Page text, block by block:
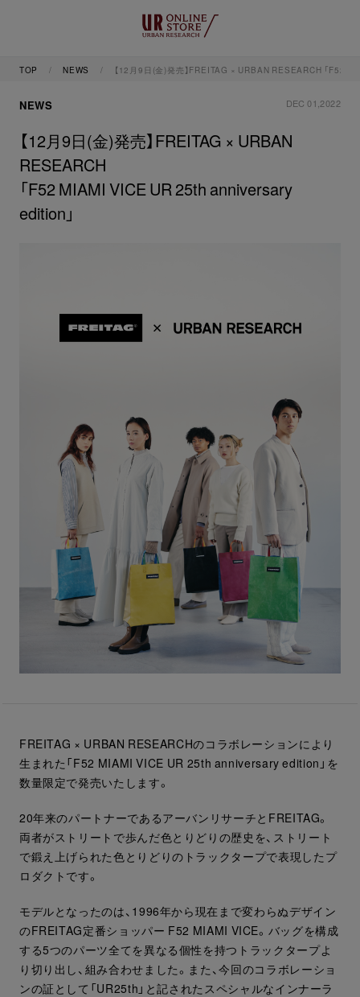
TOP NEWS 【12月9日(金)発売】FREITAG × URBAN RESEARCH 「F52
NEWS DEC 01,2022
【12月9日(金)発売】FREITAG × URBAN
RESEARCH
「F52 MIAMI VICE UR 25th anniversary
edition」
FREITAG × URBAN RESEARCHのコラボレーションにより
生まれた「F52 MIAMI VICE UR 25th anniversary edition」を
数量限定で発売いたします。
20年来のパートナーであるアーバンリサーチとFREITAG。
両者がストリートで歩んだ色とりどりの歴史を、ストリート
で鍛え上げられた色とりどりのトラックタープで表現したプ
ロダクトです。
モデルとなったのは、1996年から現在まで変わらぬデザイン
のFREITAG定番ショッパー F52 MIAMI VICE。バッグを構成
する5つのパーツ全てを異なる個性を持つトラックタープよ
り切り出し、組み合わせました。また、今回のコラボレーショ
ンの証として「UR25th」と記されたスペシャルなインナーラ